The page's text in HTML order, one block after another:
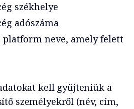
székhelye
adószáma
platform neve, amely felett
kell gyűjteniük a
személyekről (név, cím,